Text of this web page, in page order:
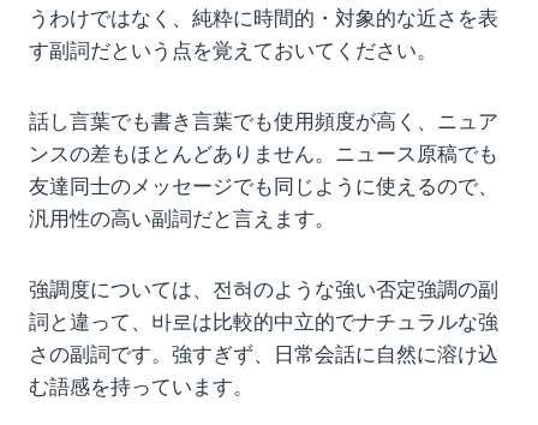
うわけではなく、純粋に時間的・対象的な近さを表
す副詞だという点を覚えておいてください。
話し言葉でも書き言葉でも使用頻度が高く、ニュア
ンスの差もほとんどありません。ニュース原稿でも
友達同士のメッセージでも同じように使えるので、
汎用性の高い副詞だと言えます。
強調度については、전혀のような強い否定強調の副
詞と違って、바로は比較的中立的でナチュラルな強
さの副詞です。強すぎず、日常会話に自然に溶け込
む語感を持っています。